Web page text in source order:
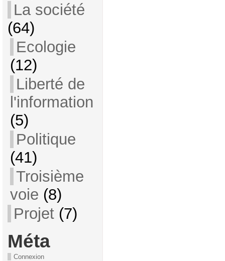
La société
(64)
Ecologie
(12)
Liberté de
l'information
(5)
Politique
(41)
Troisième
voie (8)
Projet(7)
Méta
Connexion